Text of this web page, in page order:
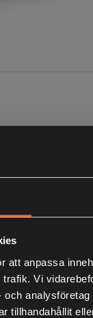
att anpassa
Vi
tillhandahållit
KÖPS